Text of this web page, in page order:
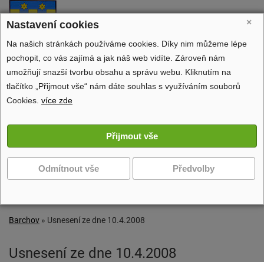
Barchov
oficiální stránky obce
Obecní úřad
Volný čas
Zobrazit další navigaci
Barchov » Usnesení ze dne 10.4.2008
Usnesení ze dne 10.4.2008
×
Nastavení cookies
Na našich stránkách používáme cookies. Díky nim můžeme lépe
pochopit, co vás zajímá a jak náš web vidíte. Zároveň nám
umožňují snazší tvorbu obsahu a správu webu. Kliknutím na
tlačítko „Přijmout vše“ nám dáte souhlas s využíváním souborů
Cookies. více zde